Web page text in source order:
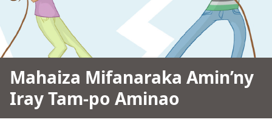
Mahaiza Mifanaraka Amin’ny
Iray Tam-po Aminao